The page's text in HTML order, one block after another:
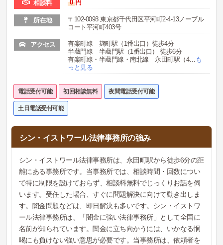
相談料 0 円
所在地
〒102-0093 東京都千代田区平河町2-4-13ノーブル
コート平河町403号
アクセス
有楽町線 麹町駅（1番出口）徒歩4分
半蔵門線 半蔵門駅（1番出口） 徒歩6分
有楽町線・半蔵門線・南北線 永田町駅（4…
も
っと見る
電話受付可能 初回相談無料 夜間電話受付可能
土日電話受付可能
シン・イストワール法律事務所の強み
シン・イストワール法律事務所は、永田町駅から徒歩6分の距
離にある事務所です。当事務所では、相談時間・回数につい
て特に制限を設けておらず、相談料無料でじっくりお話を伺
います。受任した場合、すぐに問題解決に向けて動き出しま
す。闇金問題などは、即日解決も多いです。シン・イストワ
ール法律事務所は、「闇金に強い法律事務所」として全国に
名前が知られています。闇金に立ち向かうには、いかなる恫
喝にも負けない強い意思が必要です。当事務所は、依頼者を